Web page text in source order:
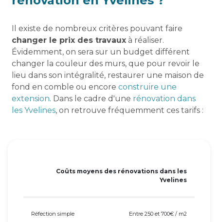
Il existe de nombreux critères pouvant faire
changer le prix des travaux à réaliser.
Évidemment, on sera sur un budget différent
changer la couleur des murs, que pour revoir le
lieu dans son intégralité, restaurer une maison de
fond en comble ou encore construire une
extension. Dans le cadre d'une rénovation dans
les Yvelines, on retrouve fréquemment ces tarifs :
Coûts moyens des rénovations dans les
Yvelines
Réfection simple Entre 250 et 700€ / m2